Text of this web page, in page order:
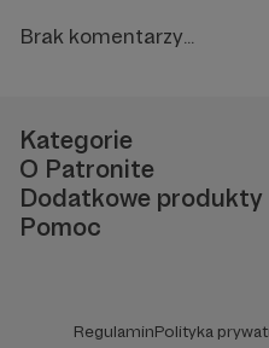
Brak komentarzy...
Kategorie
O Patronite
Dodatkowe produkty
Pomoc
RegulaminPolityka